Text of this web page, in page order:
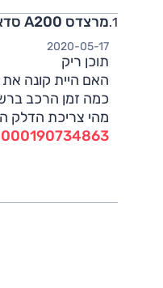
מרצדס A200 סדאן 1.3 ל' טורבו, Style 2019
2020-05-17
תוכן ריק
האם היית קונה
כמה זמן הרכב
מהי צריכת הדלק